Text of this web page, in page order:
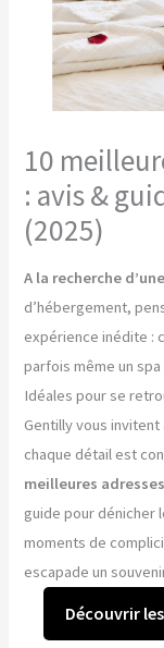
10
: avis &
(2025)
A la recherche d’une
d’hébergement,
expérience inédite :
parfois même un
Idéales pour se
Gentilly vous invitent
chaque détail est
meilleures
guide pour dénicher
moments de
escapade un
Découvrir